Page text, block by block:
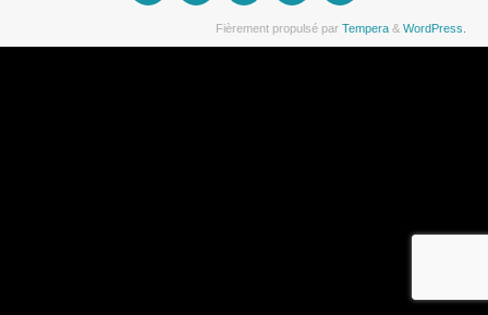
Fièrement propulsé par Tempera & WordPress.